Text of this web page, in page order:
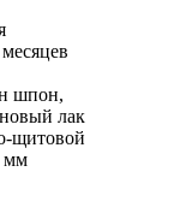
шпон,
лак
щитовой
мм